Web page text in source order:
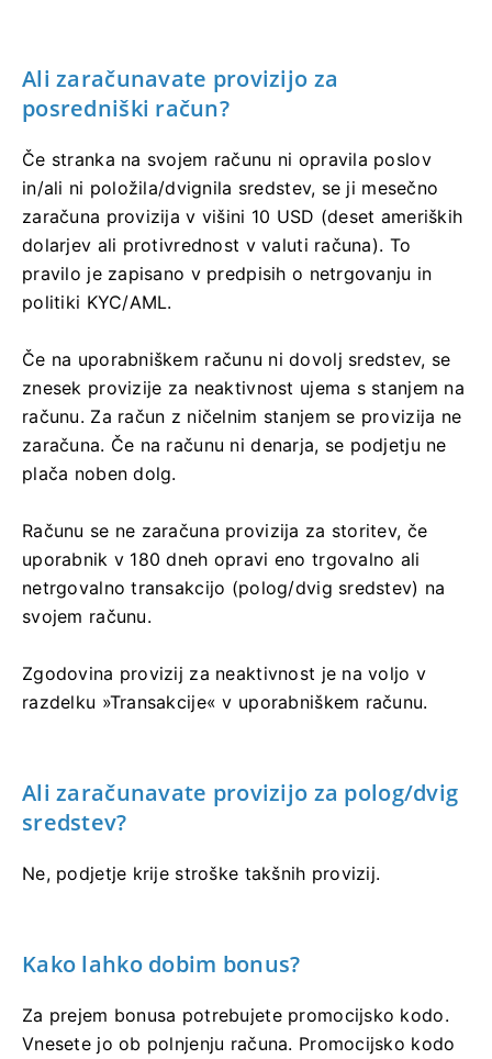
Ali zaračunavate provizijo za
posredniški račun?
Če stranka na svojem računu ni opravila poslov
in/ali ni položila/dvignila sredstev, se ji mesečno
zaračuna provizija v višini 10 USD (deset ameriških
dolarjev ali protivrednost v valuti računa). To
pravilo je zapisano v predpisih o netrgovanju in
politiki KYC/AML.
Če na uporabniškem računu ni dovolj sredstev, se
znesek provizije za neaktivnost ujema s stanjem na
računu. Za račun z ničelnim stanjem se provizija ne
zaračuna. Če na računu ni denarja, se podjetju ne
plača noben dolg.
Računu se ne zaračuna provizija za storitev, če
uporabnik v 180 dneh opravi eno trgovalno ali
netrgovalno transakcijo (polog/dvig sredstev) na
svojem računu.
Zgodovina provizij za neaktivnost je na voljo v
razdelku »Transakcije« v uporabniškem računu.
Ali zaračunavate provizijo za polog/dvig
sredstev?
Ne, podjetje krije stroške takšnih provizij.
Kako lahko dobim bonus?
Za prejem bonusa potrebujete promocijsko kodo.
Vnesete jo ob polnjenju računa. Promocijsko kodo